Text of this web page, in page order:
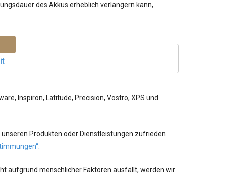
des Akkus erheblich verlängern kann,
Inspiron, Latitude, Precision, Vostro, XPS und
Produkten oder Dienstleistungen zufrieden
aufgrund menschlicher Faktoren ausfällt, werden wir